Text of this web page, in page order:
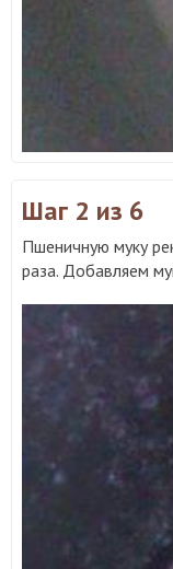
Шаг 2 из 6
Пшеничную муку
раза. Добавляем